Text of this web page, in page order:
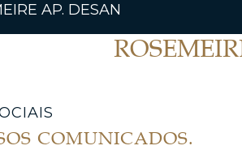
AP. DESAN
COMUNICADOS.